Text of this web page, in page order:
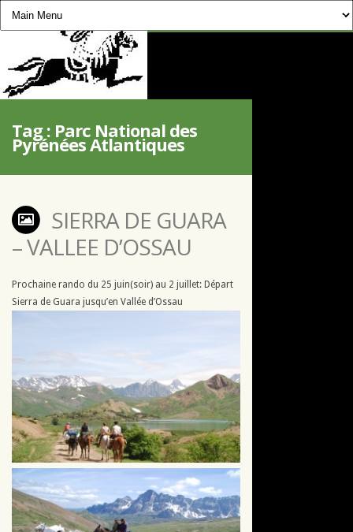
CHEVAUCHÉE
Tag : Parc National des
Pyrénées Atlantiques
SIERRA DE GUARA
– VALLEE D’OSSAU
Prochaine rando du 25 juin(soir) au 2 juillet: Départ
Sierra de Guara jusqu’en Vallée d’Ossau